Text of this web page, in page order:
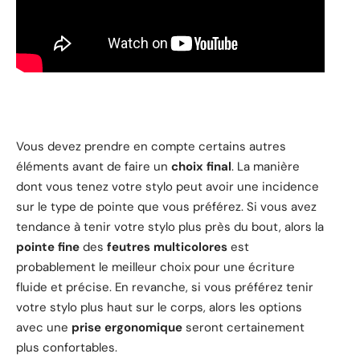
Vous devez prendre en compte certains autres
éléments avant de faire un choix final. La manière
dont vous tenez votre stylo peut avoir une incidence
sur le type de pointe que vous préférez. Si vous avez
tendance à tenir votre stylo plus près du bout, alors la
pointe fine des feutres multicolores est
probablement le meilleur choix pour une écriture
fluide et précise. En revanche, si vous préférez tenir
votre stylo plus haut sur le corps, alors les options
avec une prise ergonomique seront certainement
plus confortables.